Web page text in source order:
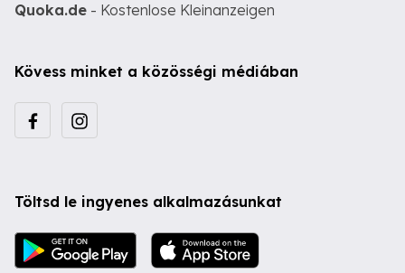
Quoka.de - Kostenlose Kleinanzeigen
Kövess minket a közösségi médiában
Töltsd le ingyenes alkalmazásunkat